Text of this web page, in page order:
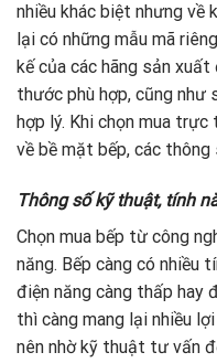
nhiều khác biệt nhưng về
lại có những mẫu mã
kế của các hãng sản
thước phù hợp, cũng như
hợp lý. Khi chọn mua
về bề mặt bếp, các thông
Thông số kỹ thuật, tính
Chọn mua bếp từ công
năng. Bếp càng có nhiều
điện năng càng thấp hay
thì càng mang lại nhiều
nên nhờ kỹ thuật tư vấn